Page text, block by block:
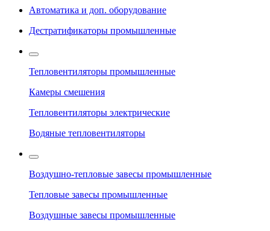
Автоматика и доп. оборудование
Дестратификаторы промышленные
Тепловентиляторы промышленные
Камеры смешения
Тепловентиляторы электрические
Водяные тепловентиляторы
Воздушно-тепловые завесы промышленные
Тепловые завесы промышленные
Воздушные завесы промышленные